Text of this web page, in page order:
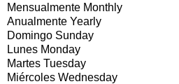
Mensualmente Monthly
Anualmente Yearly
Domingo Sunday
Lunes Monday
Martes Tuesday
Miércoles Wednesday